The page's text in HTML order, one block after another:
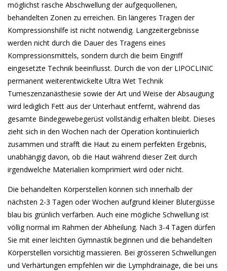
möglichst rasche Abschwellung der aufgequollenen,
behandelten Zonen zu erreichen. Ein längeres Tragen der
Kompressionshilfe ist nicht notwendig. Langzeitergebnisse
werden nicht durch die Dauer des Tragens eines
Kompressionsmittels, sondern durch die beim Eingriff
eingesetzte Technik beeinflusst. Durch die von der LIPOCLINIC
permanent weiterentwickelte Ultra Wet Technik
Tumeszenzanästhesie sowie der Art und Weise der Absaugung
wird lediglich Fett aus der Unterhaut entfernt, während das
gesamte Bindegewebegerüst vollständig erhalten bleibt. Dieses
zieht sich in den Wochen nach der Operation kontinuierlich
zusammen und strafft die Haut zu einem perfekten Ergebnis,
unabhängig davon, ob die Haut während dieser Zeit durch
irgendwelche Materialien komprimiert wird oder nicht.
Die behandelten Körperstellen können sich innerhalb der
nächsten 2-3 Tagen oder Wochen aufgrund kleiner Blutergüsse
blau bis grünlich verfärben. Auch eine mögliche Schwellung ist
völlig normal im Rahmen der Abheilung. Nach 3-4 Tagen dürfen
Sie mit einer leichten Gymnastik beginnen und die behandelten
Körperstellen vorsichtig massieren. Bei grösseren Schwellungen
und Verhärtungen empfehlen wir die Lymphdrainage, die bei uns